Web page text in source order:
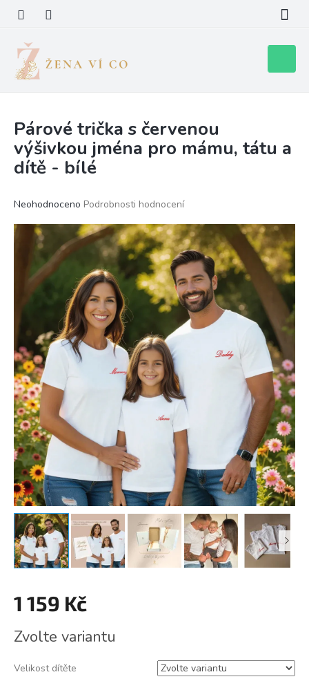
obsah
košík
Párové trička s červenou
výšivkou jména pro mámu, tátu a
dítě - bílé
Průměrné
produktu
je
hvězdiček.
Neohodnoceno Podrobnosti hodnocení
1 159 Kč
cena:
Zvolte variantu
Velikost dítěte